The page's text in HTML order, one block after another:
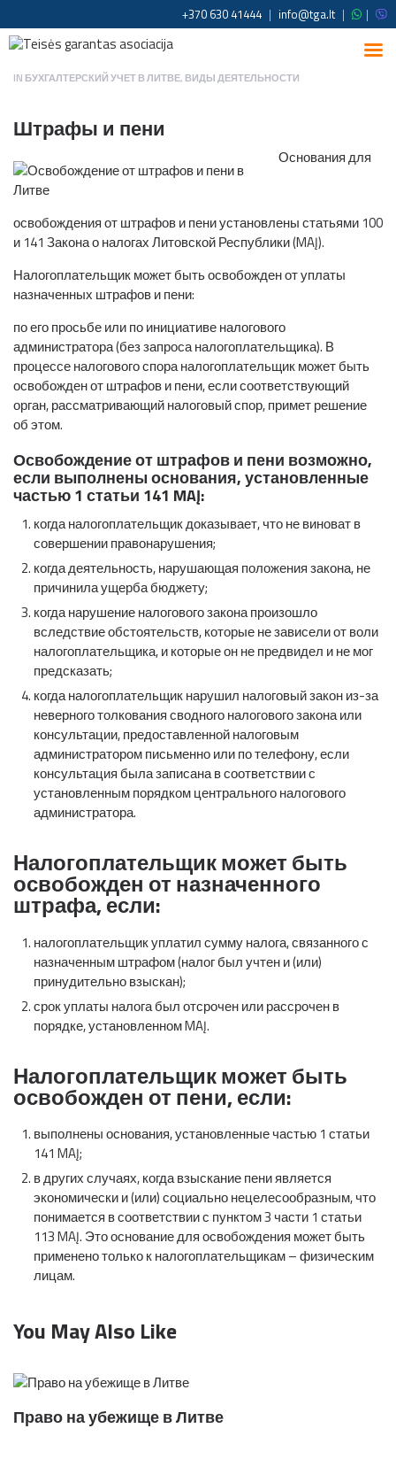
+370 630 41444 | info@tga.lt | |
IN БУХГАЛТЕРСКИЙ УЧЕТ В ЛИТВЕ, ВИДЫ ДЕЯТЕЛЬНОСТИ
Штрафы и пени
Основания для
освобождения от штрафов и пени установлены статьями 100
и 141 Закона о налогах Литовской Республики (MAĮ).
Налогоплательщик может быть освобожден от уплаты
назначенных штрафов и пени:
по его просьбе или по инициативе налогового
администратора (без запроса налогоплательщика). В
процессе налогового спора налогоплательщик может быть
освобожден от штрафов и пени, если соответствующий
орган, рассматривающий налоговый спор, примет решение
об этом.
Освобождение от штрафов и пени возможно,
если выполнены основания, установленные
частью 1 статьи 141 MAĮ:
когда налогоплательщик доказывает, что не виноват в
совершении правонарушения;
когда деятельность, нарушающая положения закона, не
причинила ущерба бюджету;
когда нарушение налогового закона произошло
вследствие обстоятельств, которые не зависели от воли
налогоплательщика, и которые он не предвидел и не мог
предсказать;
когда налогоплательщик нарушил налоговый закон из-за
неверного толкования сводного налогового закона или
консультации, предоставленной налоговым
администратором письменно или по телефону, если
консультация была записана в соответствии с
установленным порядком центрального налогового
администратора.
Налогоплательщик может быть
освобожден от назначенного
штрафа, если:
налогоплательщик уплатил сумму налога, связанного с
назначенным штрафом (налог был учтен и (или)
принудительно взыскан);
срок уплаты налога был отсрочен или рассрочен в
порядке, установленном MAĮ.
Налогоплательщик может быть
освобожден от пени, если:
выполнены основания, установленные частью 1 статьи
141 MAĮ;
в других случаях, когда взыскание пени является
экономически и (или) социально нецелесообразным, что
понимается в соответствии с пунктом 3 части 1 статьи
113 MAĮ. Это основание для освобождения может быть
применено только к налогоплательщикам – физическим
лицам.
You May Also Like
Право на убежище в Литве